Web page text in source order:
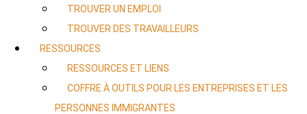
TROUVER UN EMPLOI
TROUVER DES TRAVAILLEURS
RESSOURCES
RESSOURCES ET LIENS
COFFRE À OUTILS POUR LES ENTREPRISES ET LES
PERSONNES IMMIGRANTES